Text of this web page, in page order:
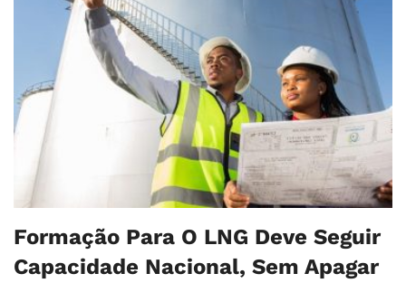
Formação Para O LNG Deve Seguir
Capacidade Nacional, Sem Apagar